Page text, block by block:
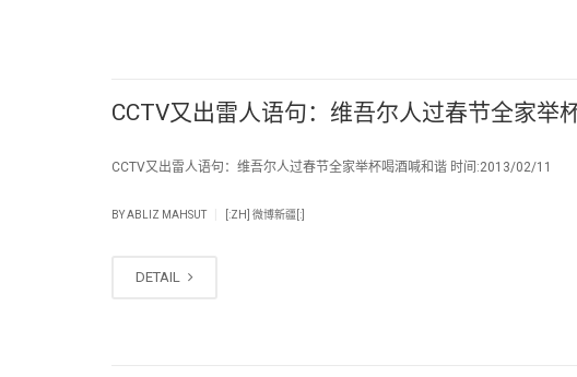
CCTV又出雷人语句：维吾尔人过春节全家举
CCTV又出雷人语句：维吾尔人过春节全家举杯喝酒喊和谐 时间:2013/02/11
BYABLIZ MAHSUT [:ZH] 微博新疆[:]
DETAIL